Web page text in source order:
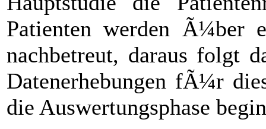
Patienten werden Ã¼ber
nachbetreut, daraus folgt
Datenerhebungen fÃ¼r
die Auswertungsphase